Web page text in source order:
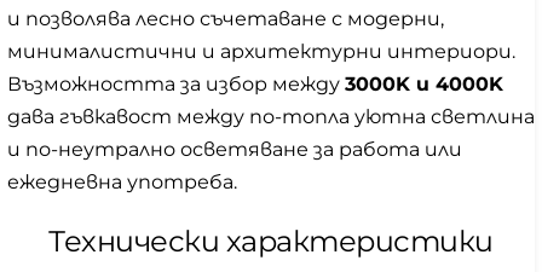
и позволява лесно съчетаване с модерни,
минималистични и архитектурни интериори.
Възможността за избор между 3000K и 4000K
дава гъвкавост между по-топла уютна светлина
и по-неутрално осветяване за работа или
ежедневна употреба.
Технически характеристики